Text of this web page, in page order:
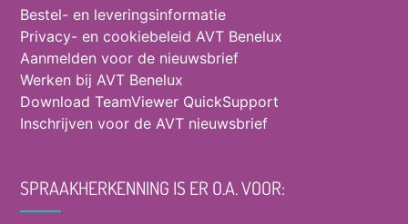
Bestel- en leveringsinformatie
Privacy- en cookiebeleid AVT Benelux
Aanmelden voor de nieuwsbrief
Werken bij AVT Benelux
Download TeamViewer QuickSupport
Inschrijven voor de AVT nieuwsbrief
SPRAAKHERKENNING IS ER O.A. VOOR: